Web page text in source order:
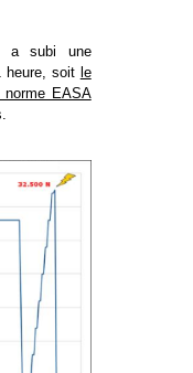
a subi une
heure, soit le
EASA